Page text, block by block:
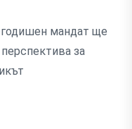
мандат ще
за